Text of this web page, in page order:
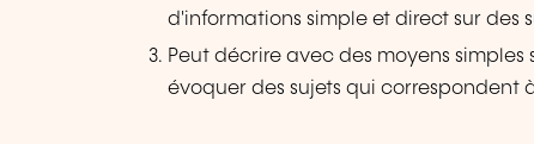
d'informations simple et direct sur des
Peut décrire avec des moyens
évoquer des sujets qui correspondent